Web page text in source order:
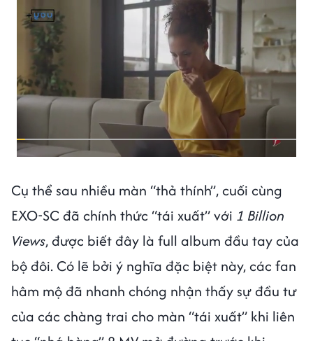
Cụ thể sau nhiều màn “thả thính”, cuối cùng
EXO-SC đã chính thức “tái xuất” với 1 Billion
Views, được biết đây là full album đầu tay của
bộ đôi. Có lẽ bởi ý nghĩa đặc biệt này, các fan
hâm mộ đã nhanh chóng nhận thấy sự đầu tư
của các chàng trai cho màn “tái xuất” khi liên